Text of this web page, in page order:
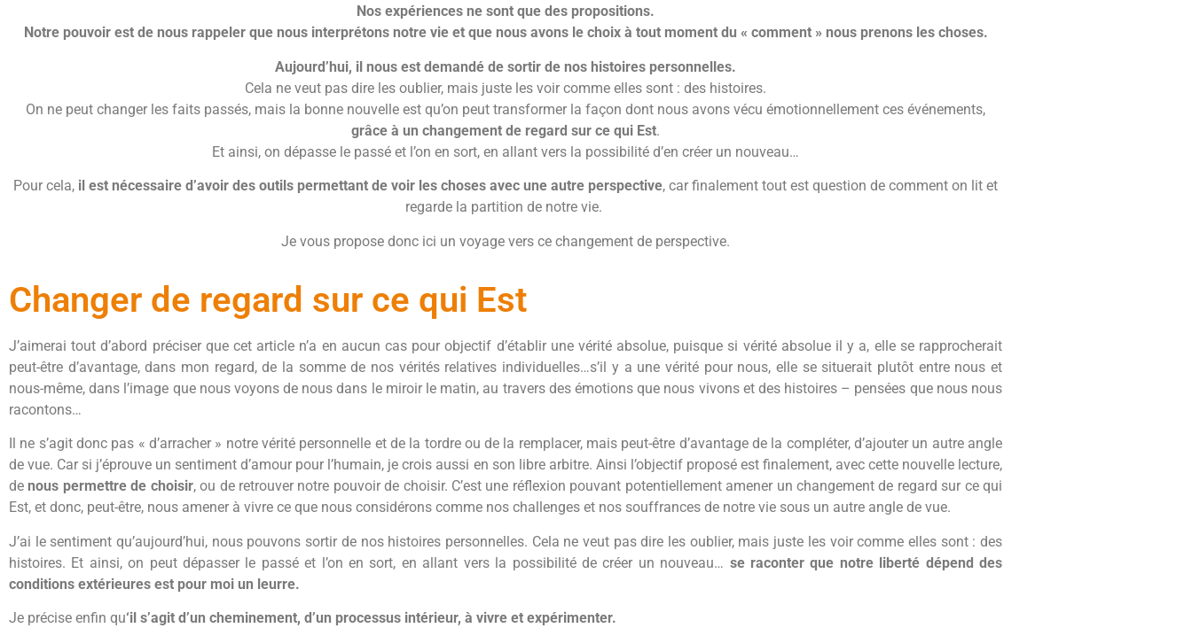
Nos expériences ne sont que des propositions.
Notre pouvoir est de nous rappeler que nous interprétons notre vie et que nous avons le choix à tout moment du « comment » nous prenons les choses.
Aujourd’hui, il nous est demandé de sortir de nos histoires personnelles.
Cela ne veut pas dire les oublier, mais juste les voir comme elles sont : des histoires.
On ne peut changer les faits passés, mais la bonne nouvelle est qu’on peut transformer la façon dont nous avons vécu émotionnellement ces événements,
grâce à un changement de regard sur ce qui Est.
Et ainsi, on dépasse le passé et l’on en sort, en allant vers la possibilité d’en créer un nouveau…
Pour cela, il est nécessaire d’avoir des outils permettant de voir les choses avec une autre perspective, car finalement tout est question de comment on lit et
regarde la partition de notre vie.
Je vous propose donc ici un voyage vers ce changement de perspective.
Changer de regard sur ce qui Est
J’aimerai tout d’abord préciser que cet article n’a en aucun cas pour objectif d’établir une vérité absolue, puisque si vérité absolue il y a, elle se rapprocherait
peut-être d’avantage, dans mon regard, de la somme de nos vérités relatives individuelles…s’il y a une vérité pour nous, elle se situerait plutôt entre nous et
nous-même, dans l’image que nous voyons de nous dans le miroir le matin, au travers des émotions que nous vivons et des histoires – pensées que nous nous
racontons…
Il ne s’agit donc pas « d’arracher » notre vérité personnelle et de la tordre ou de la remplacer, mais peut-être d’avantage de la compléter, d’ajouter un autre angle
de vue. Car si j’éprouve un sentiment d’amour pour l’humain, je crois aussi en son libre arbitre. Ainsi l’objectif proposé est finalement, avec cette nouvelle lecture,
de nous permettre de choisir, ou de retrouver notre pouvoir de choisir. C’est une réflexion pouvant potentiellement amener un changement de regard sur ce qui
Est, et donc, peut-être, nous amener à vivre ce que nous considérons comme nos challenges et nos souffrances de notre vie sous un autre angle de vue.
J’ai le sentiment qu’aujourd’hui, nous pouvons sortir de nos histoires personnelles. Cela ne veut pas dire les oublier, mais juste les voir comme elles sont : des
histoires. Et ainsi, on peut dépasser le passé et l’on en sort, en allant vers la possibilité de créer un nouveau… se raconter que notre liberté dépend des
conditions extérieures est pour moi un leurre.
Je précise enfin qu‘il s’agit d’un cheminement, d’un processus intérieur, à vivre et expérimenter.